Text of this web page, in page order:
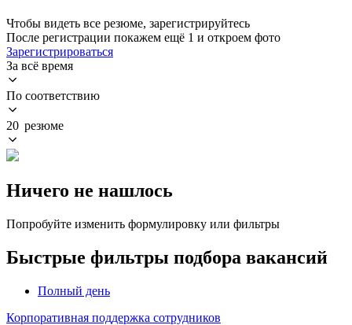
Чтобы видеть все резюме, зарегистрируйтесь
После регистрации покажем ещё 1 и откроем фото
Зарегистрироваться
За всё время
По соответствию
20 резюме
Ничего не нашлось
Попробуйте изменить формулировку или фильтры
Быстрые фильтры подбора вакансий
Полный день
Корпоративная поддержка сотрудников